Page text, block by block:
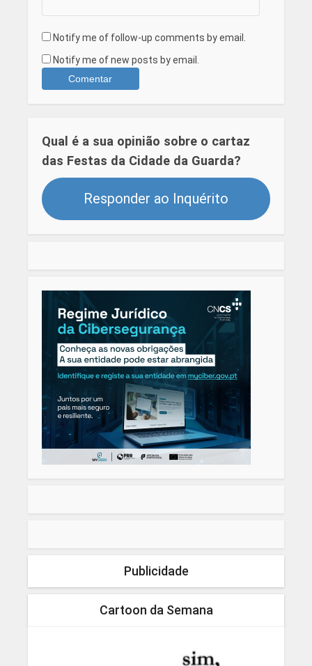
Notify me of follow-up comments by email.
Notify me of new posts by email.
Qual é a sua opinião sobre o cartaz
das Festas da Cidade da Guarda?
Responder ao Inquérito
Publicidade
Cartoon da Semana